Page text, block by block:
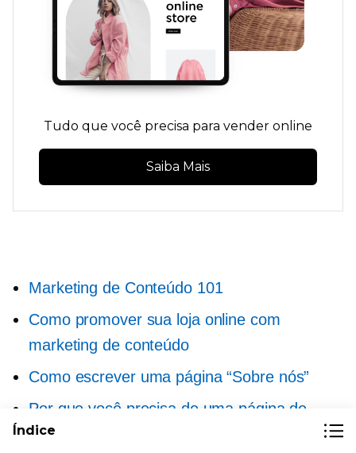
Tudo que você precisa para vender online
Saiba Mais
Marketing de Conteúdo 101
Como promover sua loja online com
marketing de conteúdo
Como escrever uma página “Sobre nós”
Por que você precisa de uma página de
perguntas frequentes
Índice